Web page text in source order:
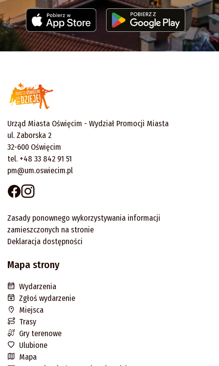
Urząd Miasta Oświęcim - Wydział Promocji Miasta
ul. Zaborska 2
32-600 Oświęcim
tel. +48 33 842 91 51
pm@um.oswiecim.pl
Zasady ponownego wykorzystywania informacji
zamieszczonych na stronie
Deklaracja dostępności
Mapa strony
Wydarzenia
Zgłoś wydarzenie
Miejsca
Trasy
Gry terenowe
Ulubione
Mapa